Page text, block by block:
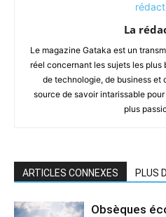
La
Le magazine Gataka est un
réel concernant les sujets les plus
de technologie, de business et
source de savoir intarissable
plus
ARTICLES CONNEXES PLUS
Obsèques